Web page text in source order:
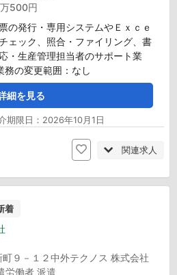
500円
の発行・専用システムやＥｘｃｅ
ェック、照合・ファイリング、書
・生産管理担当者のサポート業
の変更範囲：なし
細を見る
限日：2026年10月1日
関連求人
着
９－１２中外テクノス 株式会社
労働者 派遣